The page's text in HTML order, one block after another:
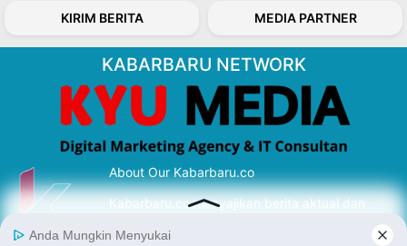
KIRIM BERITA MEDIA PARTNER
KABARBARU NETWORK
About Our Kabarbaru.co
Kabarbaru.co menyajikan berita aktual dan
serta terverifikasi dari sumber yang tepat.